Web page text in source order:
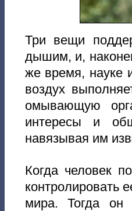
Три вещи
дышим, и,
же время, науке
воздух
омывающую
интересы и
навязывая им
Когда человек
контролировать
мира. Тогда